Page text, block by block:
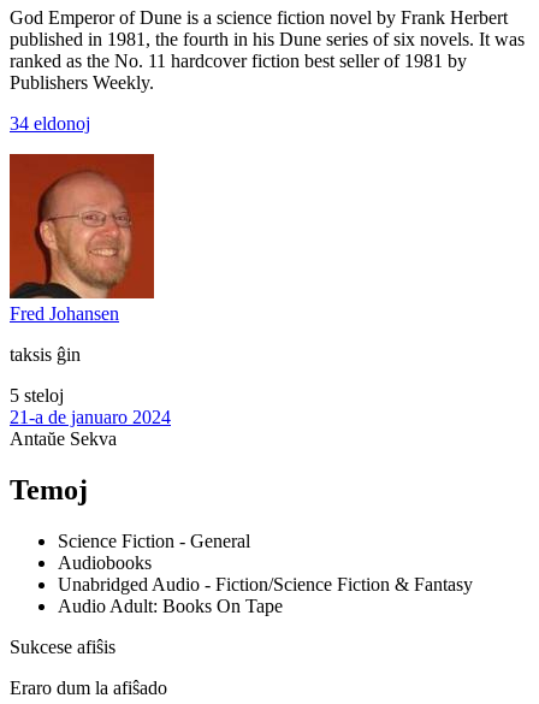
God Emperor of Dune is a science fiction novel by Frank Herbert
published in 1981, the fourth in his Dune series of six novels. It was
ranked as the No. 11 hardcover fiction best seller of 1981 by
Publishers Weekly.
34 eldonoj
Fred Johansen
taksis ĝin
5 steloj
21-a de januaro 2024
Antaŭe Sekva
Temoj
Science Fiction - General
Audiobooks
Unabridged Audio - Fiction/Science Fiction & Fantasy
Audio Adult: Books On Tape
Sukcese afiŝis
Eraro dum la afiŝado